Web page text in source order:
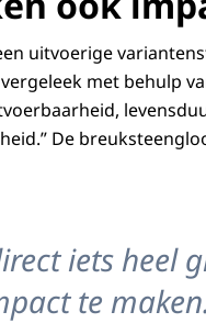
uitvoerige
met behulp
De
iets heel
te